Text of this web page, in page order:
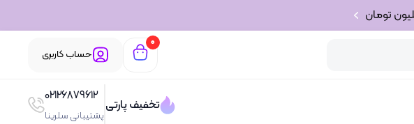
0
حساب کاربری
تخفیف پارتی
02126879612
پشتیبانی سلرینا